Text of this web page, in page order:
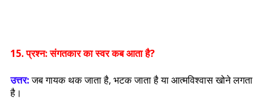
15. प्रश्न:संगतकार का स्वर कब आता है?
उत्तर:जब गायक थक जाता है, भटक जाता है या आत्मविश्वास खोने लगता
है।